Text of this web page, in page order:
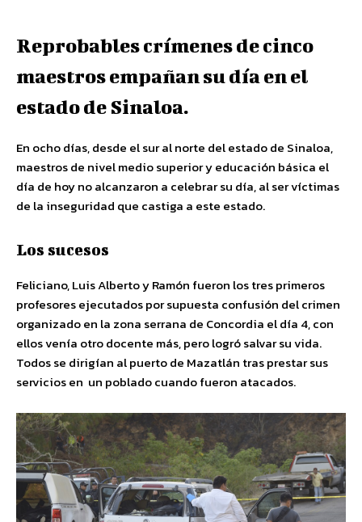
Reprobables crímenes de cinco
maestros empañan su día en el
estado de Sinaloa.
En ocho días, desde el sur al norte del estado de Sinaloa,
maestros de nivel medio superior y educación básica el
día de hoy no alcanzaron a celebrar su día, al ser víctimas
de la inseguridad que castiga a este estado.
Los sucesos
Feliciano, Luis Alberto y Ramón fueron los tres primeros
profesores ejecutados por supuesta confusión del crimen
organizado en la zona serrana de Concordia el día 4, con
ellos venía otro docente más, pero logró salvar su vida.
Todos se dirigían al puerto de Mazatlán tras prestar sus
servicios en un poblado cuando fueron atacados.